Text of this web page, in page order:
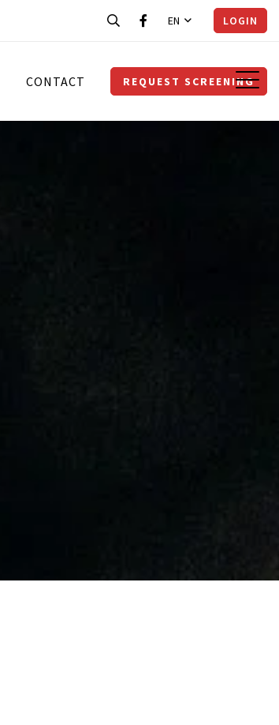
EN LOGIN
CONTACT REQUEST SCREENING